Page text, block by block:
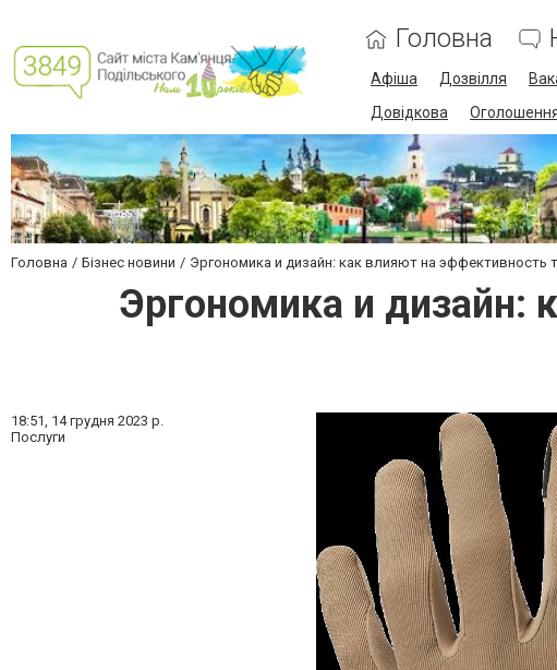
Головна
Афіша Дозвілля
Довідкова
Головна Бізнес новини Эргономика и дизайн: как влияют на эффективность
Эргономика и дизайн:
18:51, 14 грудня 2023 р.
Послуги